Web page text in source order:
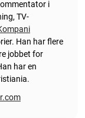
i
TV-
Han har flere
jobbet for
har en